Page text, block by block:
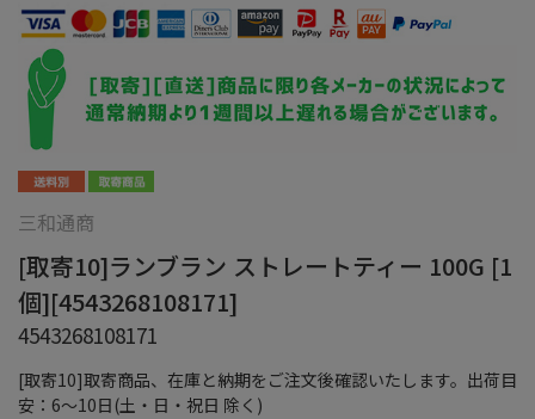
[取寄10]取寄商品、在庫と納期をご注文後確認いたします。出荷目
安：6～10日(土・日・祝日 除く)
三和通商
[取寄10]ランブラン ストレートティー 100G [1
個][4543268108171]
4543268108171